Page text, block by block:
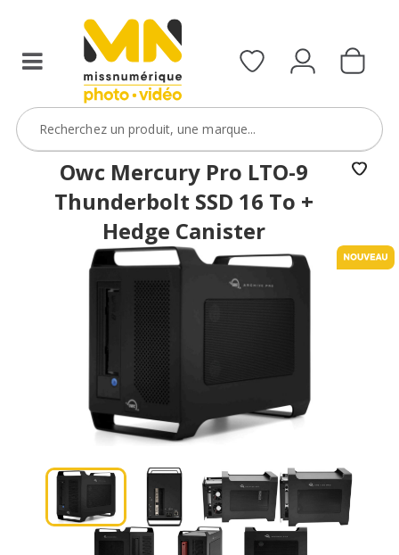
Owc Mercury Pro LTO-9
Thunderbolt SSD 16 To +
Hedge Canister